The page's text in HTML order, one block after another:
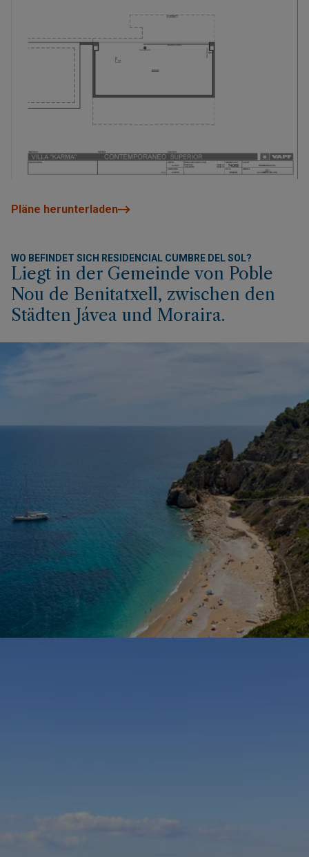
Pläne herunterladen
WO BEFINDET SICH RESIDENCIAL CUMBRE DEL SOL?
Liegt in der Gemeinde von Poble
Nou de Benitatxell, zwischen den
Städten Jávea und Moraira.